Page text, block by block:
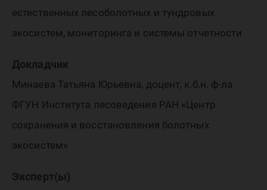
естественных лесоболотных и тундровых
экосистем, мониторинга и системы отчетности
Докладчик
Минаева Татьяна Юрьевна, доцент, к.б.н. ф-ла
ФГУН Института лесоведения РАН «Центр
сохранения и восстановления болотных
экосистем»
Эксперт(ы)